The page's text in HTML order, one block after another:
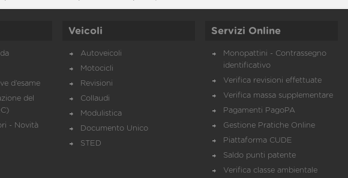
d’esame
del
- Novità
Veicoli
Autoveicoli
Motocicli
Revisioni
Collaudi
Modulistica
Documento Unico
STED
Servizi Online
Monopattini - Contrassegno
identificativo
Verifica revisioni effettuate
Verifica massa supplementare
Pagamenti PagoPA
Gestione Pratiche Online
Piattaforma CUDE
Saldo punti patente
Verifica classe ambientale